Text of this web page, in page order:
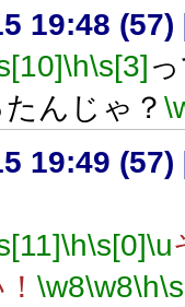
19:48 (57)
\h\s[3]
んじゃ？
19:49 (57)
\h\s[0]\u
\w8\w8\h